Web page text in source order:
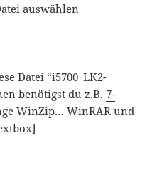
auswählen
Datei “i5700_LK2-
benötigst du z.B. 7-
WinZip… WinRAR und